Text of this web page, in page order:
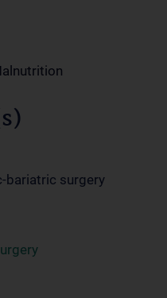
bariatric surgery